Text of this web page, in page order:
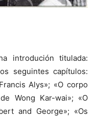
introdución titulada:
seguintes capítulos:
Alys»; «O corpo
Wong Kar-wai»; «O
and George»; «Os